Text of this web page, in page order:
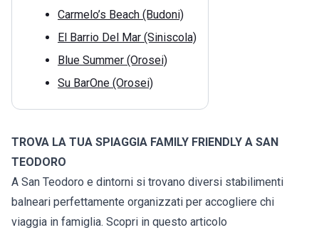
Carmelo’s Beach (Budoni)
El Barrio Del Mar (Siniscola)
Blue Summer (Orosei)
Su BarOne (Orosei)
TROVA LA TUA SPIAGGIA FAMILY FRIENDLY A SAN
TEODORO
A San Teodoro e dintorni si trovano diversi stabilimenti
balneari perfettamente organizzati per accogliere chi
viaggia in famiglia. Scopri in questo articolo